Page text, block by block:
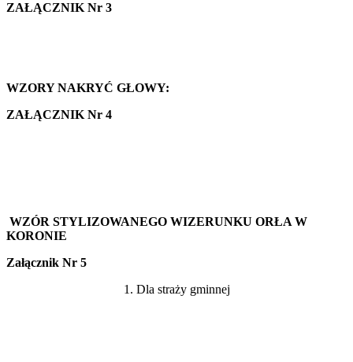
ZAŁĄCZNIK Nr 3
WZORY NAKRYĆ GŁOWY:
ZAŁĄCZNIK Nr 4
WZÓR STYLIZOWANEGO WIZERUNKU ORŁA W
KORONIE
Załącznik Nr 5
1. Dla straży gminnej